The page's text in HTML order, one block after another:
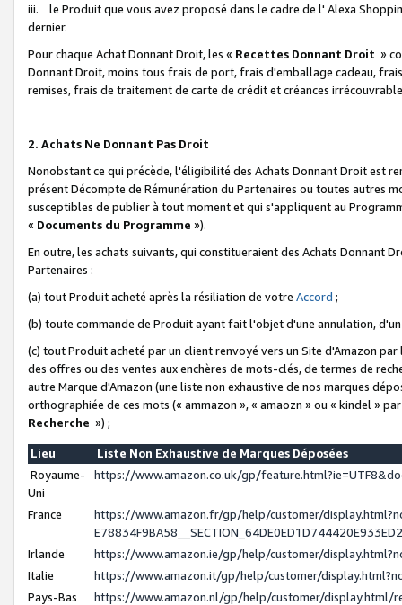
iii. le Produit que vous avez proposé dans le cadre de l' Alexa
dernier.
Pour chaque Achat Donnant Droit, les « Recettes Donnant Droit »
Donnant Droit, moins tous frais de port, frais d'emballage cadeau,
remises, frais de traitement de carte de crédit et créances
2. Achats Ne Donnant Pas Droit
Nonobstant ce qui précède, l'éligibilité des Achats Donnant Droit est
présent Décompte de Rémunération du Partenaires ou toutes autres
susceptibles de publier à tout moment et qui s'appliquent au
« Documents du Programme »).
En outre, les achats suivants, qui constitueraient des Achats Donnant
Partenaires :
(a) tout Produit acheté après la résiliation de votre Accord ;
(b) toute commande de Produit ayant fait l'objet d'une annulation,
(c) tout Produit acheté par un client renvoyé vers un Site d'Amazon
des offres ou des ventes aux enchères de mots-clés, de termes de
autre Marque d'Amazon (une liste non exhaustive de nos marques
orthographiée de ces mots (« ammazon », « amaozn » ou « kindel »
Recherche ») ;
Lieu
Liste Non Exhaustive de Marques Déposées
Royaume-
Uni
https://www.amazon.co.uk/gp/
France
https://www.amazon.fr/gp/help/customer/
Irlande
https://www.amazon.ie/gp/help/customer/
Italie
https://www.amazon.it/gp/help/customer/
Pays-Bas
https://www.amazon.nl/gp/help/customer/display.html/